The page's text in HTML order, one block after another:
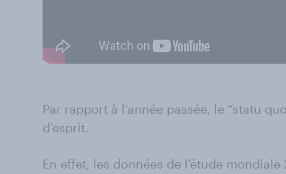
Par rapport à l’année passée, le “statu
d’esprit.
En effet, les données de l’étude